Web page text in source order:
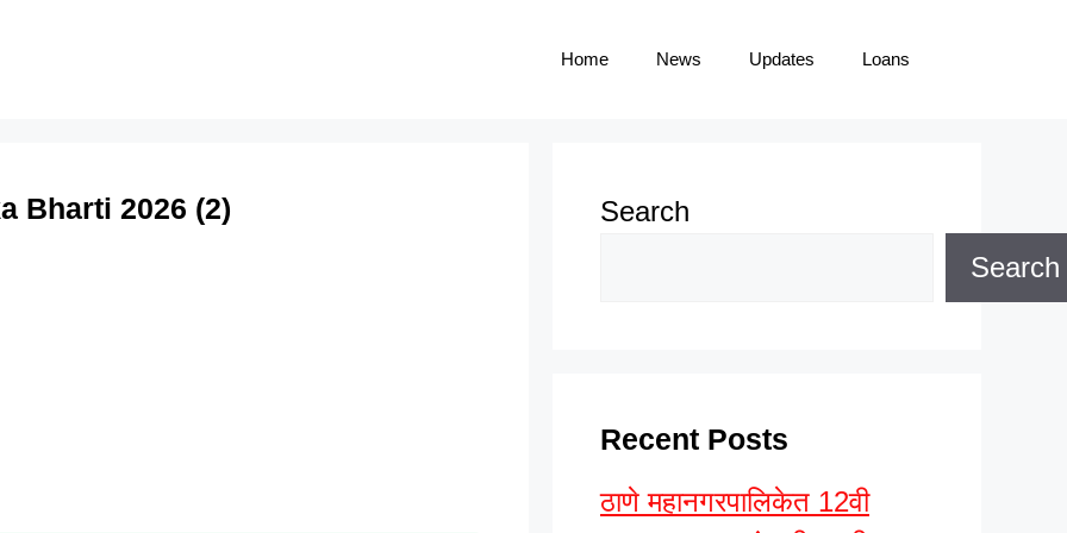
Home News Updates Loans
Bharti 2026 (2)
Search
Search
Recent Posts
ठाणे महानगरपालिकेत 12वी